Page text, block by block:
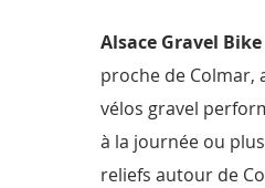
Alsace Gravel Bike
proche de Colmar,
vélos gravel
à la journée ou
reliefs autour de